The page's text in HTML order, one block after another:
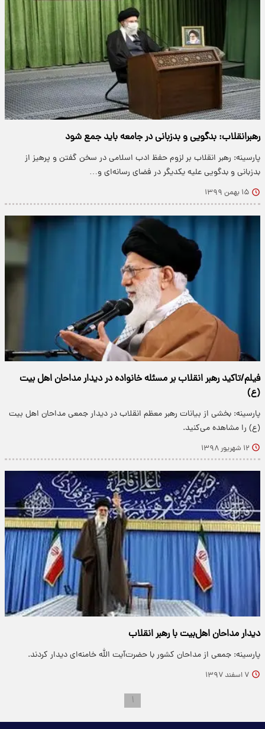
رهبرانقلاب: بدگویی و بدزبانی در جامعه باید جمع شود
پارسینه: رهبر انقلاب بر لزوم حفظ ادب اسلامی در سخن گفتن و پرهیز از
بدزبانی و بدگویی علیه یکدیگر در فضای رسانه‌ای و…
۱۵ بهمن ۱۳۹۹
فیلم/تاکید رهبر انقلاب بر مسئله خانواده در دیدار مداحان اهل بیت
(ع)
پارسینه: بخشی از بیانات رهبر معظم انقلاب در دیدار جمعی مداحان اهل بیت
(ع) را مشاهده می‌کنید.
۱۲ شهریور ۱۳۹۸
دیدار مداحان اهل‌بیت با رهبر انقلاب
پارسینه: جمعی از مداحان کشور با حضرت‌آیت الله خامنه‌ای دیدار کردند.
۷ اسفند ۱۳۹۷
۱